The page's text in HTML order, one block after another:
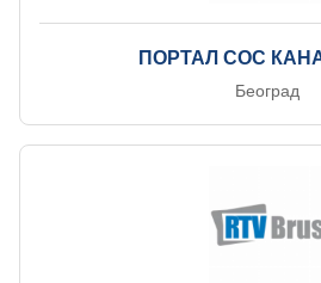
ПОРТАЛ СОС
Београд